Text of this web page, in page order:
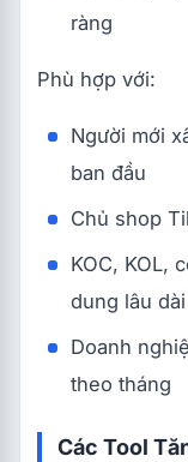
ràng
Phù hợp với:
Người mới
ban đầu
Chủ shop
KOC, KOL,
dung lâu dài
Doanh
theo tháng
Các Tool